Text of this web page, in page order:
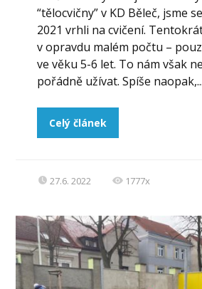
“tělocvičny” v KD Běleč, jsme
2021 vrhli na cvičení.
v opravdu malém počtu –
ve věku 5-6 let. To nám však
pořádně užívat. Spíše naopak,...
Celý článek
27.6. 2022 1777x